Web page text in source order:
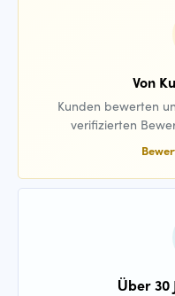
Von
Kunden bewerten
verifizierten
Über 30